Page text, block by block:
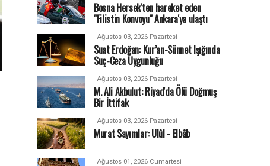
Bosna Hersek'ten hareket eden
"Filistin Konvoyu" Ankara'ya ulaştı
Ağustos 03, 2026 Pazartesi
Suat Erdoğan: Kur’an-Sünnet Işığında
Suç-Ceza Uygunluğu
Ağustos 03, 2026 Pazartesi
M. Ali Akbulut: Riyad'da Ölü Doğmuş
Bir İttifak
Ağustos 03, 2026 Pazartesi
Murat Sayımlar: Ulûl - Elbâb
Ağustos 01, 2026 Cumartesi